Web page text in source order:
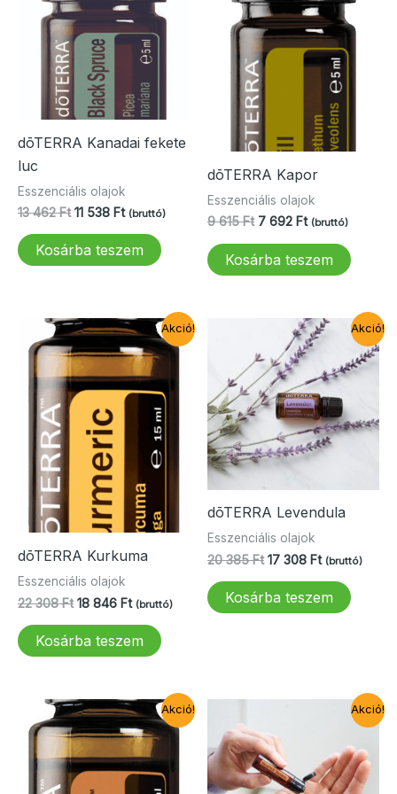
dōTERRA Kanadai fekete
luc
Esszenciális olajok
13 462Ft Original
was:
13
11 538 FtCurrent
11
(bruttó)
Kosárba teszem
dōTERRA Kapor
Esszenciális olajok
9 615Ft Original
was:
9
7 692 FtCurrent
7
(bruttó)
Kosárba teszem
Akció!
dōTERRA Kurkuma
Esszenciális olajok
22 308Ft Original
was:
22
18 846 FtCurrent
18
(bruttó)
Kosárba teszem
Akció!
dōTERRA Levendula
Esszenciális olajok
20 385Ft Original
was:
20
17 308 FtCurrent
17
(bruttó)
Kosárba teszem
Akció! Akció!